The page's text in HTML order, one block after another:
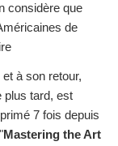
considère que
de
à son retour,
plus tard, est
7 fois depuis
Mastering the Art